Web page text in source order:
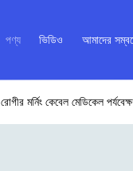
পণ্য ভিডিও আমাদের
রোগীর মর্নিং কেবেল মেডিকেল